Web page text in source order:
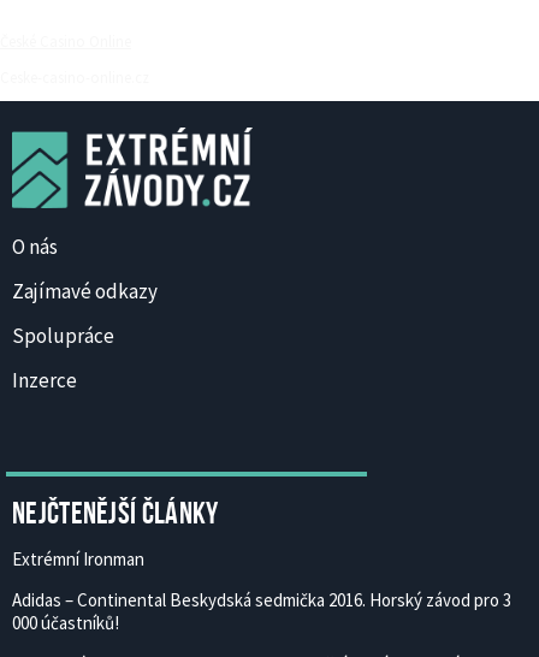
O nás
Zajímavé odkazy
Spolupráce
Inzerce
Nejčtenější články
Extrémní Ironman
Adidas – Continental Beskydská sedmička 2016. Horský závod pro 3
000 účastníků!